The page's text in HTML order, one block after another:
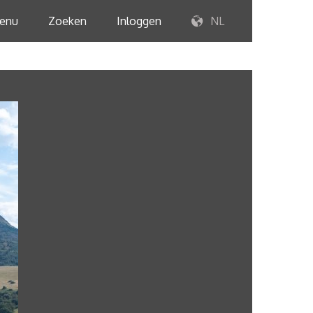
Zoeken Inloggen NL